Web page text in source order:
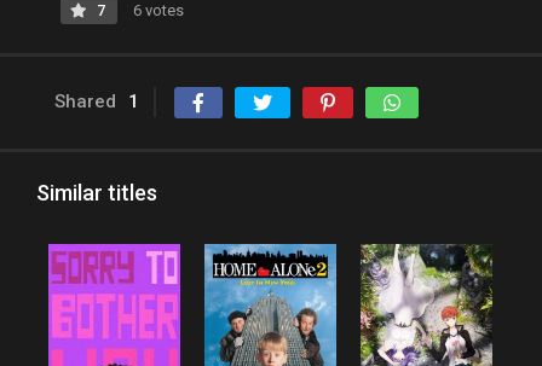
7 6 votes
Shared 1
Similar titles